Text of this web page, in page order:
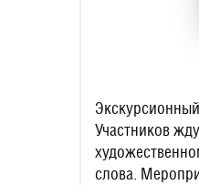
Участников
слова.